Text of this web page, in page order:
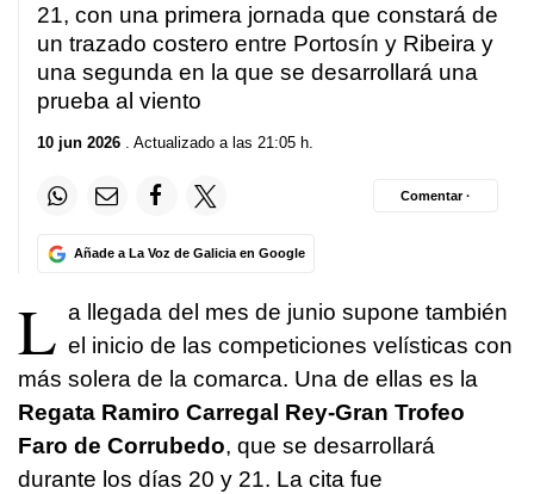
21, con una primera jornada que constará de
un trazado costero entre Portosín y Ribeira y
una segunda en la que se desarrollará una
prueba al viento
10 jun 2026 . Actualizado a las 21:05 h.
Añade a La Voz de Galicia en Google
Comentar ·
L a llegada del mes de junio supone también
el inicio de las competiciones velísticas con
más solera de la comarca. Una de ellas es la
Regata Ramiro Carregal Rey-Gran Trofeo
Faro de Corrubedo, que se desarrollará
durante los días 20 y 21. La cita fue